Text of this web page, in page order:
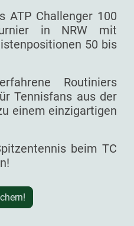
ATP Challenger 100
in NRW mit
50 bis
Routiniers
Tennisfans aus der
einem einzigartigen
beim TC